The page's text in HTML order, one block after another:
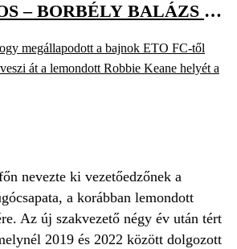
– BORBÉLY BALÁZS AZ
megállapodott a bajnok ETO FC-től
át a lemondott Robbie Keane helyét a
nevezte ki vezetőedzőnek a
a korábban lemondott
Az új szakvezető négy év után tért
2019 és 2022 között dolgozott